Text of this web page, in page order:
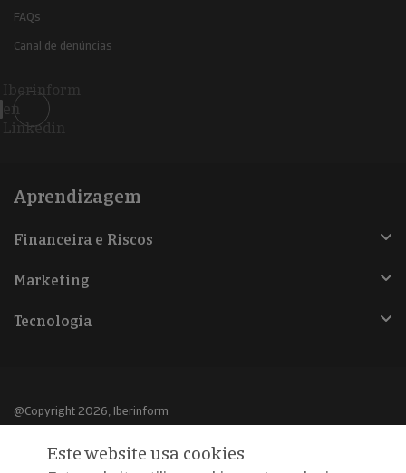
FAQs
Canal de denúncias
Iberinform
en
Linkedin
Aprendizagem
Financeira e Riscos
Marketing
Tecnologia
@Copyright 2026, Iberinform
Aviso legalEste website usa cookies